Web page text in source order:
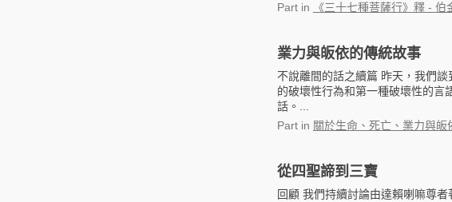
Part in 《三十七種菩薩行》釋 - 伯
業力與皈依的傳統故事
不說離間的話之續篇 昨天，我們
的破壞性行為和第一種破壞性的言
話。...
Part in 關於生命、死亡、業力與皈
從四聖諦到三寶
回顧 我們持續討論由達賴喇嘛尊